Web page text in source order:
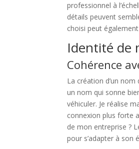
professionnel à
détails peuvent
choisi peut
Identité de
Cohérence
La création d’un
un nom qui sonne
véhiculer. Je réalise
connexion plus forte
de mon entreprise ?
pour s’adapter à son